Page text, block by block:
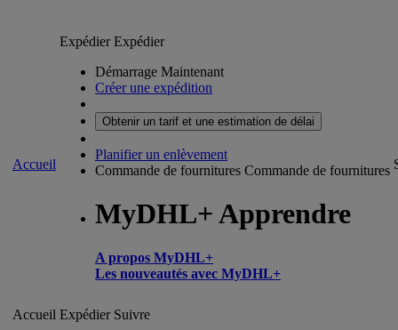
Accueil
ExpédierExpédier
Démarrage Maintenant
Créer une expédition
Obtenir un tarif et une estimation de délai
Planifier un enlèvement
Commande de fournitures Commande de fournitures
MyDHL+ Apprendre
A propos MyDHL+
Les nouveautés avec MyDHL+
Accueil Expédier Suivre